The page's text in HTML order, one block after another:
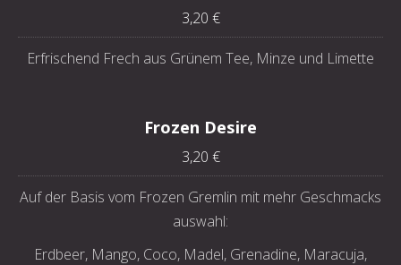
3,20 €
Erfrischend Frech aus Grünem Tee, Minze und Limette
Frozen Desire
3,20 €
Auf der Basis vom Frozen Gremlin mit mehr Geschmacks
auswahl:
Erdbeer, Mango, Coco, Madel, Grenadine, Maracuja,